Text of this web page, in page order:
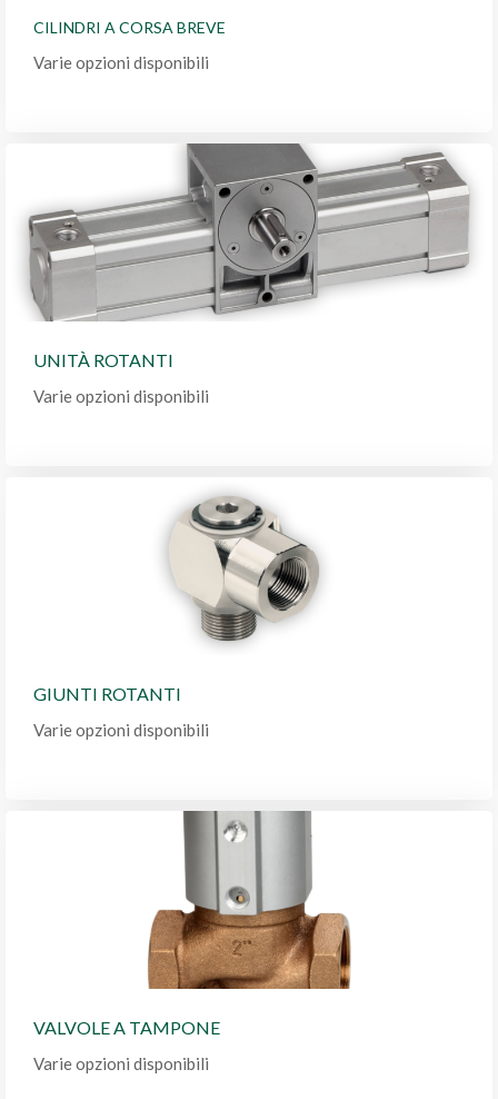
CILINDRI A CORSA BREVE
Varie opzioni disponibili
UNITÀ ROTANTI
Varie opzioni disponibili
GIUNTI ROTANTI
Varie opzioni disponibili
VALVOLE A TAMPONE
Varie opzioni disponibili